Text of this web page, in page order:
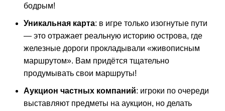
бодрым!
Уникальная карта: в игре только изогнутые пути
— это отражает реальную историю острова, где
железные дороги прокладывали «живописным
маршрутом». Вам придётся тщательно
продумывать свои маршруты!
Аукцион частных компаний: игроки по очереди
выставляют предметы на аукцион, но делать